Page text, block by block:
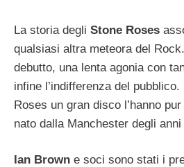
La storia degli Stone Roses
qualsiasi altra meteora del
debutto, una lenta agonia con
infine l’indifferenza del
Roses un gran disco l’hanno
nato dalla Manchester degli
Ian Brown e soci sono stati i